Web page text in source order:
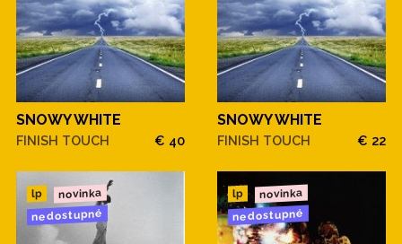
SNOWY WHITE
FINISH TOUCH € 40
SNOWY WHITE
FINISH TOUCH € 22
lp novinka
nedostupné
lp novinka
nedostupné